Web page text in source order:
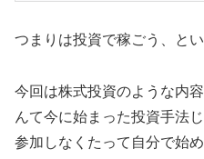
つまりは投資で稼ごう、とい
今回は株式投資のような内
んて今に始まった投資手法
参加しなくたって自分で始